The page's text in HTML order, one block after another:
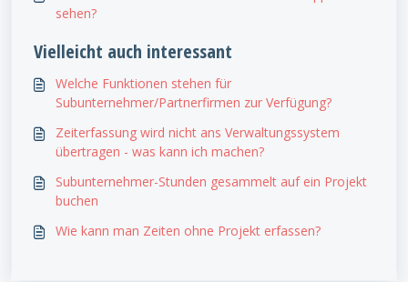
sehen?
Vielleicht auch interessant
Welche Funktionen stehen für
Subunternehmer/Partnerfirmen zur Verfügung?
Zeiterfassung wird nicht ans Verwaltungssystem
übertragen - was kann ich machen?
Subunternehmer-Stunden gesammelt auf ein Projekt
buchen
Wie kann man Zeiten ohne Projekt erfassen?